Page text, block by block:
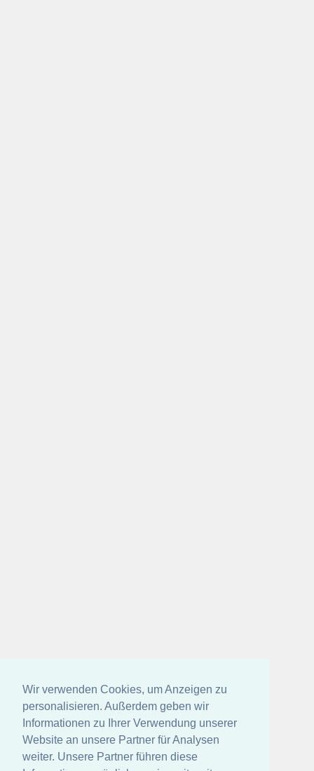
Wir verwenden Cookies, um Anzeigen zu
personalisieren. Außerdem geben wir
Informationen zu Ihrer Verwendung unserer
Website an unsere Partner für Analysen
weiter. Unsere Partner führen diese